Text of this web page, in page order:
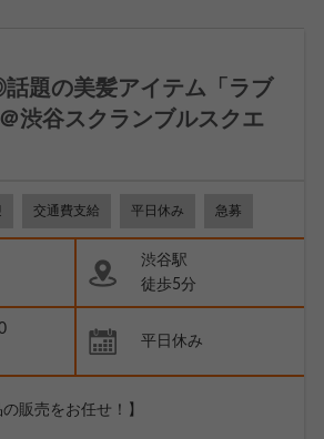
題の美髪アイテム「ラブ
渋谷スクランブルスクエ
交通費支給 平日休み 急募
渋谷駅
徒歩5分
平日休み
販売をお任せ！】